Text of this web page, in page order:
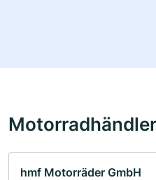
hmf Motorräder GmbH